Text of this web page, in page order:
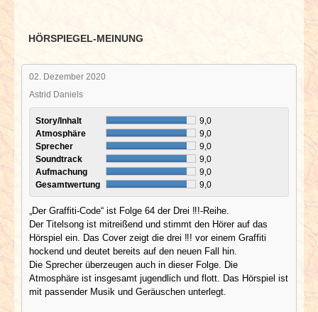
HÖRSPIEGEL-MEINUNG
02. Dezember 2020
Astrid Daniels
Story/Inhalt
9,0
Atmosphäre
9,0
Sprecher
9,0
Soundtrack
9,0
Aufmachung
9,0
Gesamtwertung
9,0
„Der Graffiti-Code“ ist Folge 64 der Drei ‼!-Reihe.
Der Titelsong ist mitreißend und stimmt den Hörer auf das
Hörspiel ein. Das Cover zeigt die drei ‼! vor einem Graffiti
hockend und deutet bereits auf den neuen Fall hin.
Die Sprecher überzeugen auch in dieser Folge. Die
Atmosphäre ist insgesamt jugendlich und flott. Das Hörspiel ist
mit passender Musik und Geräuschen unterlegt.